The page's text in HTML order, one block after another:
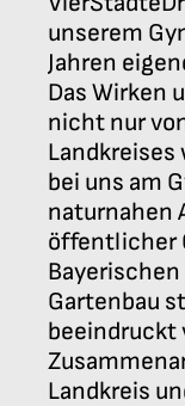
unserem
Jahren
Das Wirken
nicht nur
Landkreises
bei uns am
naturnahen
öffentlicher
Gartenbau
beeindruckt
Landkreis